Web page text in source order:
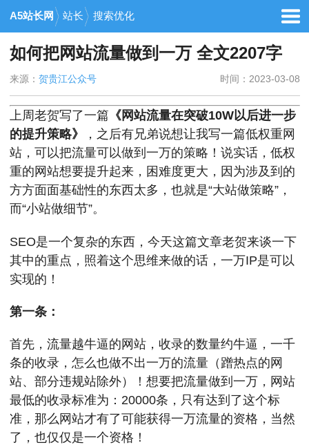
A5站长网 站长 搜索优化
如何把网站流量做到一万 全文2207字
来源： 贺贵江公众号 时间：2023-03-08
上周老贺写了一篇 《网站流量在突破10W以后进一步
的提升策略》
，之后有兄弟说想让我写一篇低权重网
站，可以把流量可以做到一万的策略！说实话，低权
重的网站想要提升起来，困难度更大，因为涉及到的
方方面面基础性的东西太多，也就是“大站做策略”，
而“小站做细节”。
SEO是一个复杂的东西，今天这篇文章老贺来谈一下
其中的重点，照着这个思维来做的话，一万IP是可以
实现的！
第一条：
首先，流量越牛逼的网站，收录的数量约牛逼，一千
条的收录，怎么也做不出一万的流量（蹭热点的网
站、部分违规站除外）！想要把流量做到一万，网站
最低的收录标准为：20000条，只有达到了这个标
准，那么网站才有了可能获得一万流量的资格，当然
了，也仅仅是一个资格！